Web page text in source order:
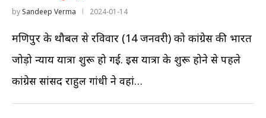
by Sandeep Verma 2024-01-14
मणिपुर के थौबल से रविवार (14 जनवरी) को कांग्रेस की भारत
जोड़ो न्याय यात्रा शुरू हो गई. इस यात्रा के शुरू होने से पहले
कांग्रेस सांसद राहुल गांधी ने वहां…